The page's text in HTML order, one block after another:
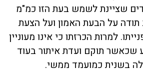
שציינת לשמש בעת הזו כמ"מ
על הבעת האמון ועל הצעת
למרות הכרזתו כי אינו מעוניין
שכאשר תוקם ועדת איתור בעוד
בשנית כמועמד ממשי.